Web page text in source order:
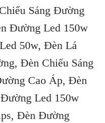
Sáng Đường
Đường Led 150w
50w, Đèn Lá
Đèn Chiếu Sáng
Cao Áp, Đèn
Led 150w
Đèn Đường